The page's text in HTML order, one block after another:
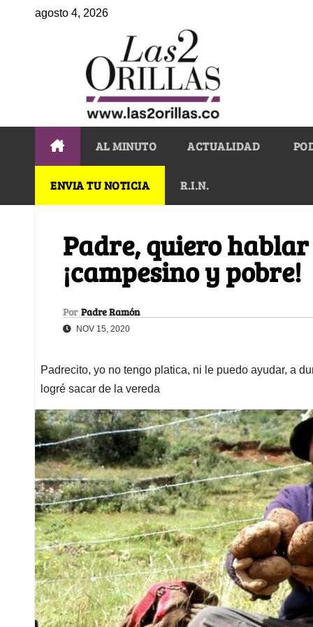
agosto 4, 2026
AL MINUTO ACTUALIDAD
ENVIA TU NOTICIA R.I.N.
Padre, quiero
¡campesino y pobre!
Por Padre Ramón
NOV 15, 2020
Padrecito, yo no tengo platica, ni le puedo ayudar, a
logré sacar de la vereda